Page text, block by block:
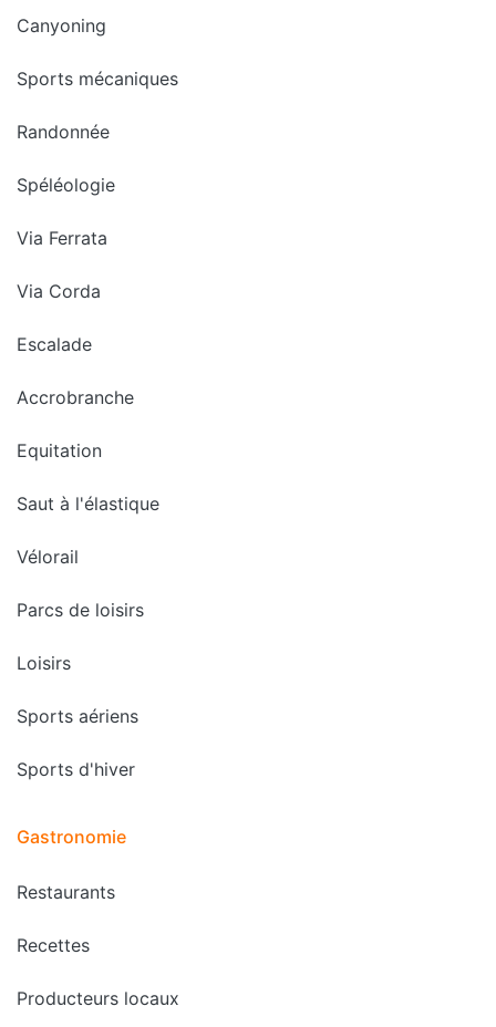
Canyoning
Sports mécaniques
Randonnée
Spéléologie
Via Ferrata
Via Corda
Escalade
Accrobranche
Equitation
Saut à l'élastique
Vélorail
Parcs de loisirs
Loisirs
Sports aériens
Sports d'hiver
Gastronomie
Restaurants
Recettes
Producteurs locaux